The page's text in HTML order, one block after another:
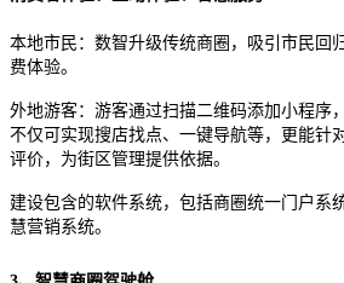
本地市民：数智升级传统商圈，吸引市民回
费体验。
外地游客：游客通过扫描二维码添加小程序
不仅可实现搜店找点、一键导航等，更能针
评价，为街区管理提供依据。
建设包含的软件系统，包括商圈统一门户系
慧营销系统。